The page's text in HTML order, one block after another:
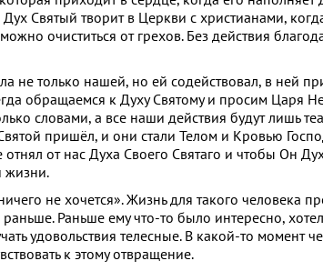
Святый творит в Церкви с христианами,
очиститься от грехов. Без действия
только нашей, но ей содействовал, в ней
обращаемся к Духу Святому и просим Царя
словами, а все наши действия будут лишь
пришёл, и они стали Телом и Кровью
от нас Духа Своего Святаго и чтобы Он
жизни.
не хочется». Жизнь для такого человека
Раньше ему что-то было интересно,
удовольствия телесные. В какой-то момент
к этому отвращение.